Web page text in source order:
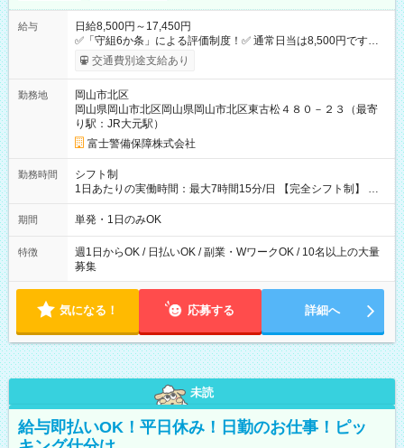
給与
日給8,500円～17,450円
✅「守組6か条」による評価制度！✅ 通常日当は8,500円ですが
上記評価制度により「S級隊員」と認定されれば10,000円の日当
を支給します。 (1)上記勤務者が交通2級資格者の場合10,000円
14,375円 (3)上記現場が日祝深夜の場合 17,250円 (4)上記勤務
者が現場までの運転者の場合17,250+200円＝17,450円 -----------
------------------------------- *最高日当額 17,450円* （実働時間5
時間の場合、時給3,490円） ------------------------------------------ よ
り上位の資格取得やリーダー手当を取得すると ”さらに”加算さ
れます！ ※日当支給時振込手数料等は一切ありません。 【試用
期間】試用期間なし
交通費別途支給あり
勤務地
岡山市北区
岡山県岡山市北区岡山県岡山市北区東古松４８０－２３（最寄
り駅：JR大元駅）
富士警備保障株式会社
勤務時間
シフト制
1日あたりの実働時間：最大7時間15分/日 【完全シフト制】 例
(1) 8：00~17:00（休憩１h） 例(2) 13:00~16:00（早上がりでも
全額支給！） 例(3) 21:00~5:00（夜勤なら日当1.25倍！！）
期間 単発・1日のみOK
特徴
週1日からOK / 日払いOK / 副業・WワークOK / 10名以上の大量
募集
気になる！ 応募する 詳細へ
未読
給与即払いOK！平日休み！日勤のお仕事！ピッ